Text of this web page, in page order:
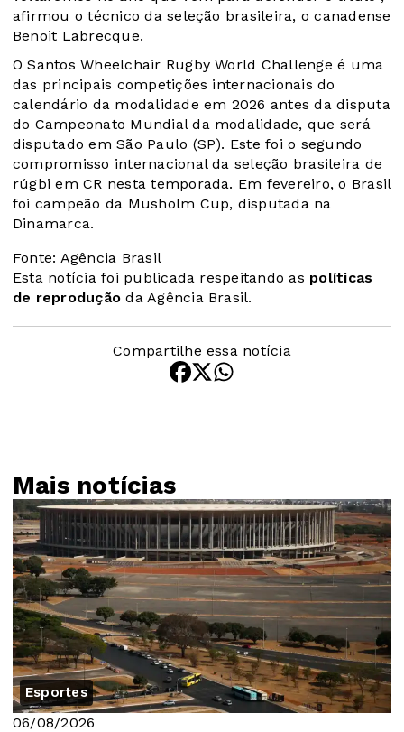
afirmou o técnico da seleção brasileira, o canadense
Benoit Labrecque.
O Santos Wheelchair Rugby World Challenge é uma
das principais competições internacionais do
calendário da modalidade em 2026 antes da disputa
do Campeonato Mundial da modalidade, que será
disputado em São Paulo (SP). Este foi o segundo
compromisso internacional da seleção brasileira de
rúgbi em CR nesta temporada. Em fevereiro, o Brasil
foi campeão da Musholm Cup, disputada na
Dinamarca.
Fonte: Agência Brasil
Esta notícia foi publicada respeitando as políticas
de reprodução da Agência Brasil.
Compartilhe essa notícia
Mais notícias
Esportes
06/08/2026